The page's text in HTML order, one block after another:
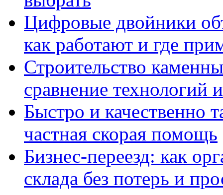
Цифровые двойники
как работают и где
Строительство
сравнение технологий
Быстро и качественно
частная скорая помощь
Бизнес-переезд: как
склада без потерь и